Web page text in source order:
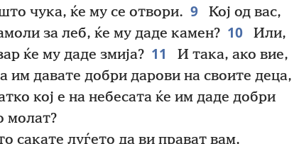
чука, ќе му се отвори. 9
Кој од вас,
за леб, ќе му даде камен? 10
Или,
ќе му даде змија? 11
И така, ако вие,
им давате добри дарови на своите деца,
кој е на небесата ќе им даде добри
молат?
сакате луѓето да ви прават вам,